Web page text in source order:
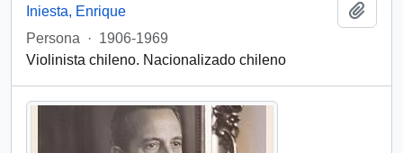
Iniesta, Enrique
Persona
· 1906-1969
Violinista chileno. Nacionalizado chileno